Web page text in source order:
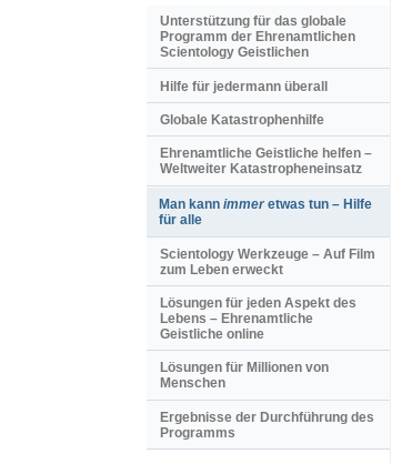
Unterstützung für das globale
Programm der Ehrenamtlichen
Scientology Geistlichen
Hilfe für jedermann überall
Globale Katastrophenhilfe
Ehrenamtliche Geistliche helfen –
Weltweiter Katastropheneinsatz
Man kann immeretwas tun – Hilfe
für alle
Scientology Werkzeuge – Auf Film
zum Leben erweckt
Lösungen für jeden Aspekt des
Lebens – Ehrenamtliche
Geistliche online
Lösungen für Millionen von
Menschen
Ergebnisse der Durchführung des
Programms